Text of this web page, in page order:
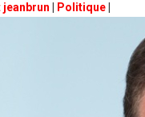
jeanbrun Politique